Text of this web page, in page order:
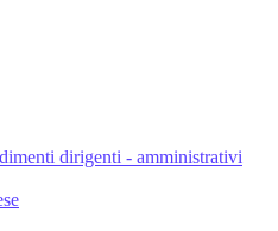
dirigenti - amministrativi